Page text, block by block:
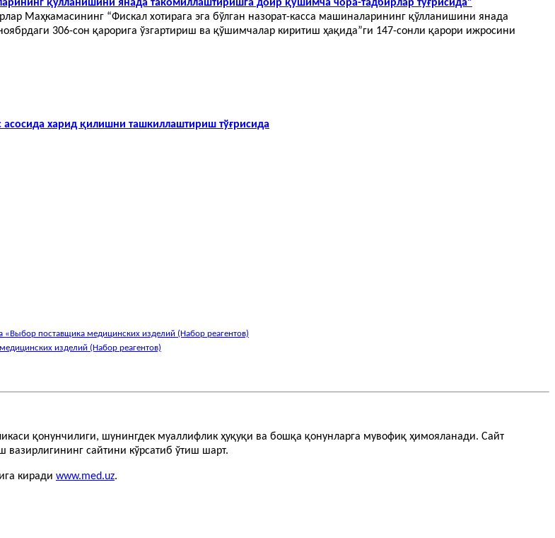
қўлланишини янада такомиллаштиришга доир қўшимча чора-тадбирлар тўғрисида”
Маҳкамасининг “Фискал хотирага эга бўлган назорат-касса машиналарининг қўлланишини янада
306-сон қарорига ўзгартириш ва қўшимчалар киритиш ҳақида”ги 147-сонли қарори ижросини
харид қилишни ташкиллаштириш тўғрисида
поставщика медицинских изделий (Набор реагентов)
изделий (Набор реагентов)
қонунчилиги, шунингдек муаллифлик ҳуқуқи ва бошқа қонунларга мувофиқ ҳимояланади. Сайт
сайтини кўрсатиб ўтиш шарт.
киради www.med.uz.